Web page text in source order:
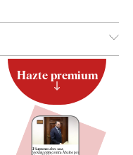
Hazte premium